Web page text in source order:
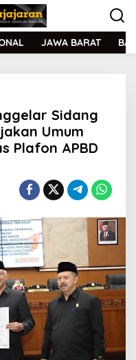
JAWA BARAT
Sidang
Umum
Plafon APBD